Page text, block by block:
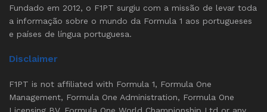
Fundado em 2012, o F1PT surgiu com a missão de levar toda
a informação sobre o mundo da Formula 1 aos portugueses
e países de língua portuguesa.
Disclaimer
F1PT is not affiliated with Formula 1, Formula One
Management, Formula One Administration, Formula One
Licensing BV, Formula One World Championship Ltd or any